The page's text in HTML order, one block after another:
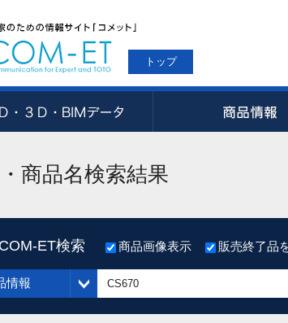
トップ
商品名検索結果
COM-ET検索 商品画像表示 販売終了品
情報